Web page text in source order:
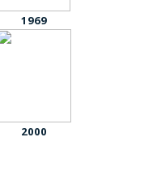
1969
2000